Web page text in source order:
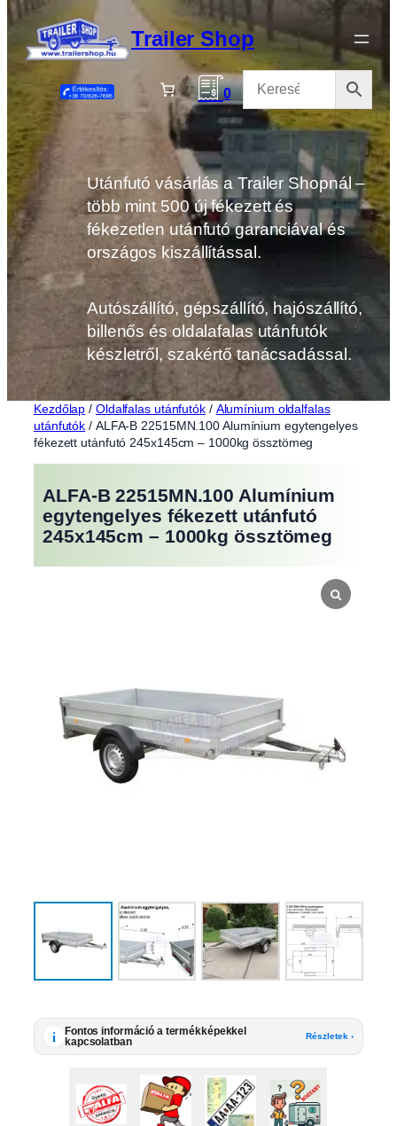
Ugrás
a
tartalomhoz
Trailer Shop
0
Utánfutó vásárlás a Trailer Shopnál –
több mint 500 új fékezett és
fékezetlen utánfutó garanciával és
országos kiszállítással.
Autószállító, gépszállító, hajószállító,
billenős és oldalafalas utánfutók
készletről, szakértő tanácsadással.
Kezdőlap / Oldalfalas utánfutók/ Alumínium oldalfalas
utánfutók / ALFA-B 22515MN.100 Alumínium egytengelyes
fékezett utánfutó 245x145cm – 1000kg össztömeg
ALFA-B 22515MN.100 Alumínium
egytengelyes fékezett utánfutó
245x145cm – 1000kg össztömeg
i
Fontos információ a termékképekkel
kapcsolatban
Részletek ›